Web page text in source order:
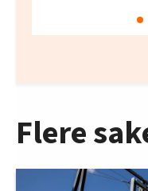
Flere